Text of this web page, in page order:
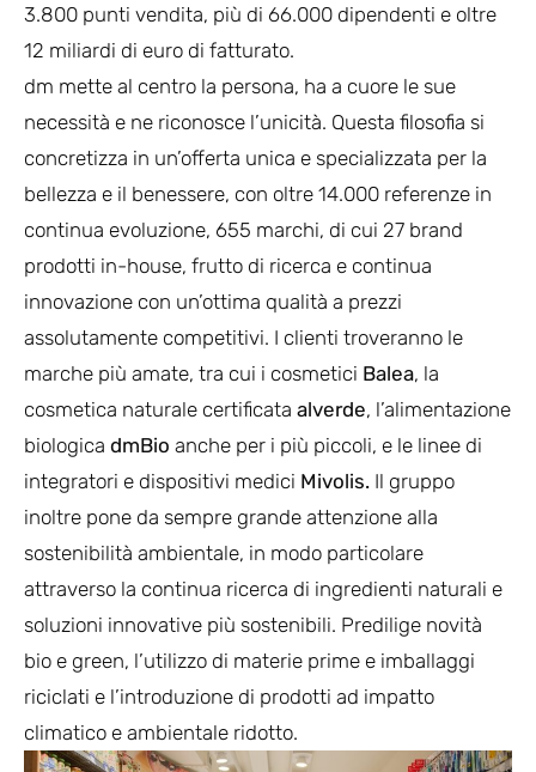
3.800 punti vendita, più di 66.000 dipendenti e oltre
12 miliardi di euro di fatturato.
dm mette al centro la persona, ha a cuore le sue
necessità e ne riconosce l’unicità. Questa filosofia si
concretizza in un’offerta unica e specializzata per la
bellezza e il benessere, con oltre 14.000 referenze in
continua evoluzione, 655 marchi, di cui 27 brand
prodotti in-house, frutto di ricerca e continua
innovazione con un’ottima qualità a prezzi
assolutamente competitivi. I clienti troveranno le
marche più amate, tra cui i cosmetici Balea, la
cosmetica naturale certificata alverde, l’alimentazione
biologica dmBio anche per i più piccoli, e le linee di
integratori e dispositivi medici Mivolis. Il gruppo
inoltre pone da sempre grande attenzione alla
sostenibilità ambientale, in modo particolare
attraverso la continua ricerca di ingredienti naturali e
soluzioni innovative più sostenibili. Predilige novità
bio e green, l’utilizzo di materie prime e imballaggi
riciclati e l’introduzione di prodotti ad impatto
climatico e ambientale ridotto.